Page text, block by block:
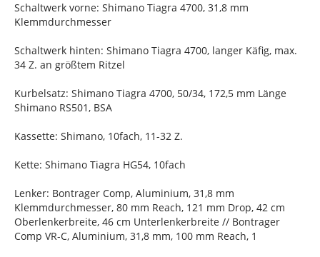
Schaltwerk vorne: Shimano Tiagra 4700, 31,8 mm
Klemmdurchmesser
Schaltwerk hinten: Shimano Tiagra 4700, langer Käfig, max.
34 Z. an größtem Ritzel
Kurbelsatz: Shimano Tiagra 4700, 50/34, 172,5 mm Länge
Shimano RS501, BSA
Kassette: Shimano, 10fach, 11-32 Z.
Kette: Shimano Tiagra HG54, 10fach
Lenker: Bontrager Comp, Aluminium, 31,8 mm
Klemmdurchmesser, 80 mm Reach, 121 mm Drop, 42 cm
Oberlenkerbreite, 46 cm Unterlenkerbreite // Bontrager
Comp VR-C, Aluminium, 31,8 mm, 100 mm Reach, 1